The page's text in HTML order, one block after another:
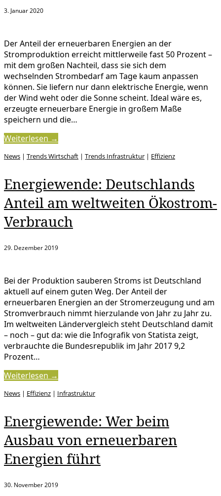
3. Januar 2020
Der Anteil der erneuerbaren Energien an der
Stromproduktion erreicht mittlerweile fast 50 Prozent –
mit dem großen Nachteil, dass sie sich dem
wechselnden Strombedarf am Tage kaum anpassen
können. Sie liefern nur dann elektrische Energie, wenn
der Wind weht oder die Sonne scheint. Ideal wäre es,
erzeugte erneuerbare Energie in großem Maße
speichern und die…
Weiterlesen →
News | Trends Wirtschaft | Trends Infrastruktur | Effizienz
Energiewende: Deutschlands
Anteil am weltweiten Ökostrom-
Verbrauch
29. Dezember 2019
Bei der Produktion sauberen Stroms ist Deutschland
aktuell auf einem guten Weg. Der Anteil der
erneuerbaren Energien an der Stromerzeugung und am
Stromverbrauch nimmt hierzulande von Jahr zu Jahr zu.
Im weltweiten Ländervergleich steht Deutschland damit
– noch – gut da: wie die Infografik von Statista zeigt,
verbrauchte die Bundesrepublik im Jahr 2017 9,2
Prozent…
Weiterlesen →
News | Effizienz | Infrastruktur
Energiewende: Wer beim
Ausbau von erneuerbaren
Energien führt
30. November 2019